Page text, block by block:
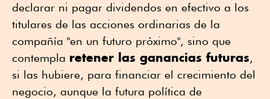
declarar ni pagar dividendos en efectivo a los
titulares de las acciones ordinarias de la
compañía "en un futuro próximo", sino que
contempla retener las ganancias futuras,
si las hubiere, para financiar el crecimiento del
negocio, aunque la futura política de